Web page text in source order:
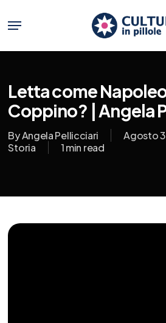
main
content
Menu
Letta come
Coppino? | Angela
ByAngela Pellicciari Agosto
Storia
1 min read